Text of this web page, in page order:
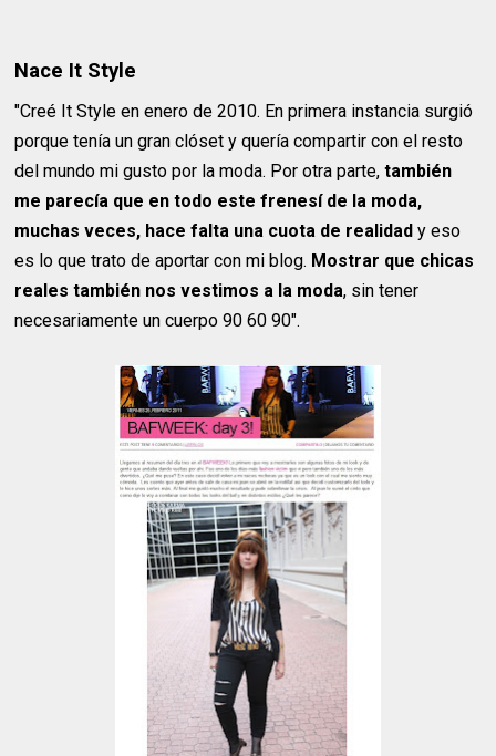
Nace It Style
"Creé It Style en enero de 2010. En primera instancia surgió
porque tenía un gran clóset y quería compartir con el resto
del mundo mi gusto por la moda. Por otra parte, también
me parecía que en todo este frenesí de la moda,
muchas veces, hace falta una cuota de realidady eso
es lo que trato de aportar con mi blog. Mostrar que chicas
reales también nos vestimos a la moda, sin tener
necesariamente un cuerpo 90 60 90".